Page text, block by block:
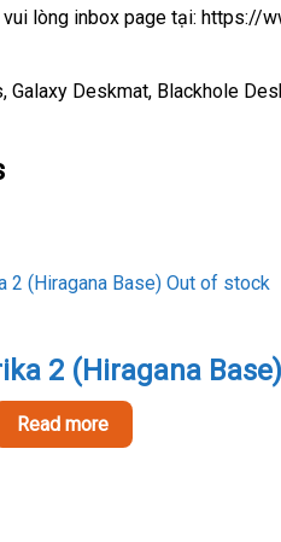
vui lòng inbox page tại: https://
Galaxy Deskmat, Blackhole
Out of stock
2 (Hiragana Base)
Read more